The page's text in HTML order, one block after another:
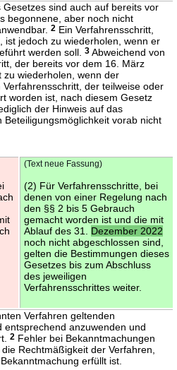
sind auch auf bereits vor
begonnene, aber noch nicht
2Ein Verfahrensschritt,
ist jedoch zu wiederholen, wenn er
werden soll.
3Abweichend von
der bereits vor dem 16. März
wiederholen, wenn der
der teilweise oder
worden ist, nach diesem Gesetz
der Hinweis auf das
vorab nicht
(Text neue Fassung)
(2) Für Verfahrensschritte, bei
denen von einer Regelung nach
den §§ 2 bis 5 Gebrauch
gemacht worden ist und die mit
Ablauf des 31. Dezember 2022
noch nicht abgeschlossen sind,
gelten die Bestimmungen dieses
Gesetzes bis zum Abschluss
des jeweiligen
Verfahrensschrittes weiter.
Verfahren geltenden
entsprechend anzuwenden und
2Fehler bei Bekanntmachungen
Rechtmäßigkeit der Verfahren,
erfüllt ist.